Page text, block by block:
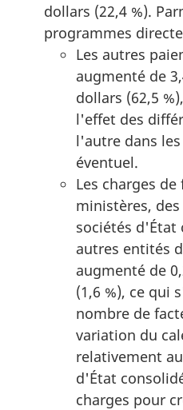
dollars (22,4 %).
programmes
Les autres
augmenté de
dollars (62,5
l'effet des
l'autre dans
éventuel.
Les charges
ministères,
sociétés d'État
autres entités
augmenté de
(1,6 %), ce qui
nombre de
variation du
relativement
d'État
charges pour